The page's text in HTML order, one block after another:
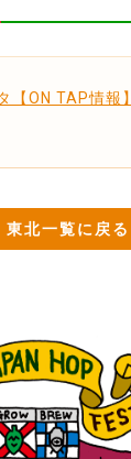
ON TAP情報】
東北一覧に戻る